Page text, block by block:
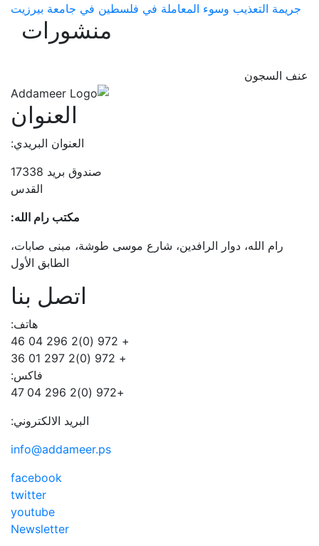
جريمة التعذيب وسوء المعاملة في فلسطين في جامعة بيرزيت
منشورات
عنف السجون
العنوان
العنوان البريدي:
صندوق بريد 17338
القدس
مكتب رام الله:
رام الله، دوار الرافدين، شارع موسى طوشة، مبنى صابات،
الطابق الأول
اتصل بنا
هاتف:
+ 972 (0)2 296 04 46
+ 972 (0)2 297 01 36
فاكس:
البريد الالكتروني:
info@addameer.ps
facebook
twitter
youtube
Newsletter